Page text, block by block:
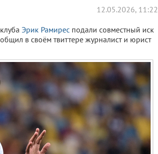
12.05.2026, 11:22
Эрик Рамирес подали совместный иск
в своём твиттере журналист и юрист